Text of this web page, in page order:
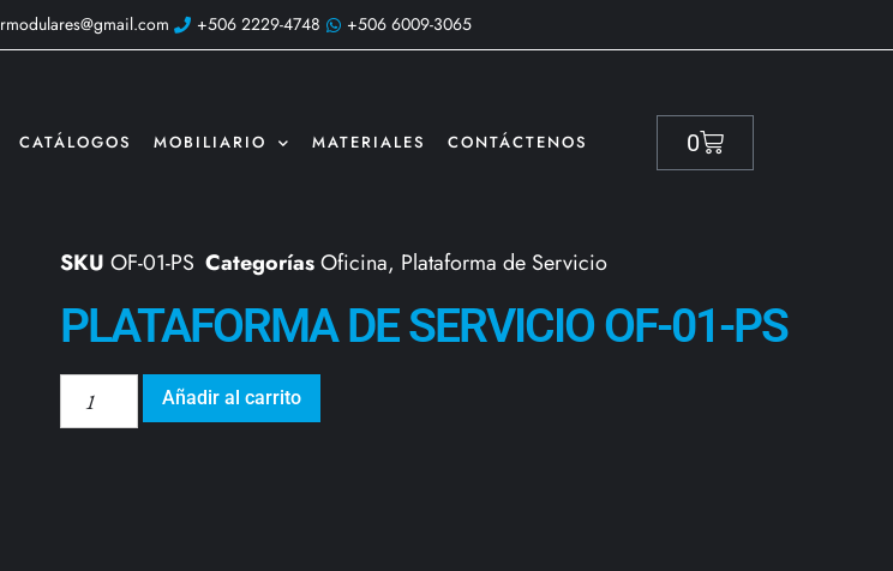
rmodulares@gmail.com +506 2229-4748 +506 6009-3065
CATÁLOGOS MOBILIARIO MATERIALES CONTÁCTENOS 0
SKU OF-01-PS CategoríasOficina, Plataforma de Servicio
PLATAFORMA DE SERVICIO OF-01-PS
Añadir al carrito